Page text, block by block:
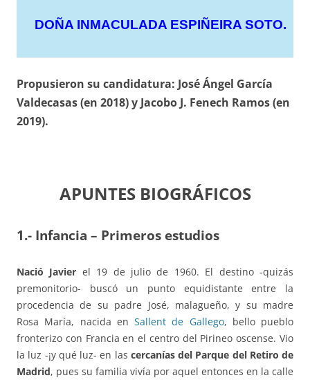
DOÑA INMACULADA ESPIÑEIRA SOTO.
Propusieron su candidatura: José Ángel García
Valdecasas (en 2018) y Jacobo J. Fenech Ramos (en
2019).
APUNTES BIOGRÁFICOS
1.- Infancia – Primeros estudios
Nació Javier el 19 de julio de 1960. El destino -quizás
premonitorio- buscó un punto equidistante entre la
procedencia de su padre José, malagueño, y su madre
Rosa María, nacida en Sallent de Gallego, bello pueblo
fronterizo con Francia en el centro del Pirineo oscense. Vio
la luz -¡y qué luz- en las cercanías del Parque del Retiro de
Madrid, pues su familia vivía por aquel entonces en la calle